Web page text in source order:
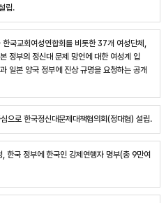
립.
한국교회여성연합회를 비롯한 37개 여성단체,
정부의 정신대 문제 망언에 대한 여성계 입
일본 양국 정부에 진상 규명을 요청하는 공개
으로 한국정신대문제대책협의회(정대협) 설립.
, 한국 정부에 한국인 강제연행자 명부(총 9만여